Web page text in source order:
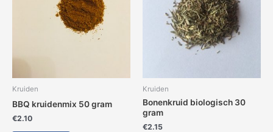
Kruiden
BBQ kruidenmix 50 gram
€2.10
Kruiden
Bonenkruid biologisch 30
gram
€2.15